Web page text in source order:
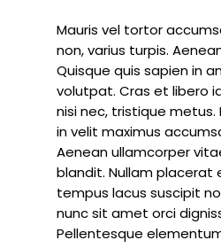
Mauris vel tortor
non, varius turpis.
Quisque quis sapien in
volutpat. Cras et libero
nisi nec, tristique
in velit maximus
Aenean ullamcorper
blandit. Nullam placerat
tempus lacus suscipit
nunc sit amet orci
Pellentesque